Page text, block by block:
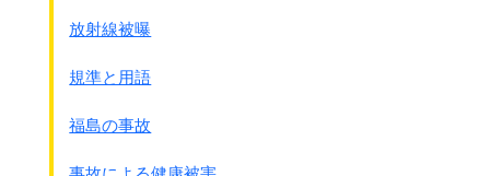
放射線被曝
規準と用語
福島の事故